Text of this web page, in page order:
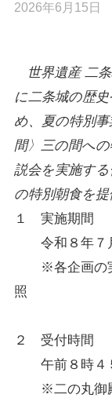
2026年6月15日
世界遺産 二
に二条城の歴
め、夏の特別
間〉三の間へ
説会を実施す
の特別朝食を提
１ 実施期間
令和８年７
※各企画の
照
２ 受付時間
午前８時４
※二の丸御